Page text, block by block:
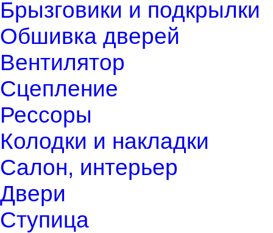
Брызговики и подкрылки
Обшивка дверей
Вентилятор
Сцепление
Рессоры
Колодки и накладки
Салон, интерьер
Двери
Ступица